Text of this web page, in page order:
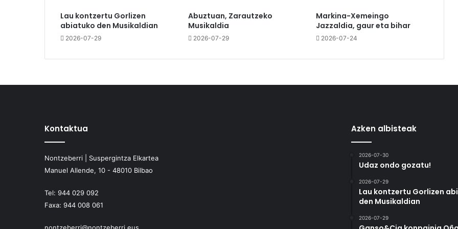
Lau kontzertu Gorlizen
abiatuko den Musikaldian
2026-07-29
Abuztuan, Zarautzeko
Musikaldia
2026-07-29
Markina-Xemeingo
Jazzaldia, gaur eta bihar
2026-07-24
Kontaktua
Nontzeberri | Suspergintza Elkartea
Manuel Allende, 10 - 48010 Bilbao
Tel: 944 029 092
Faxa: 944 008 061
Azken albisteak
2026-07-30
Udaz ondo gozatu!
2026-07-29
Lau kontzertu Gorlizen
den Musikaldian
2026-07-29